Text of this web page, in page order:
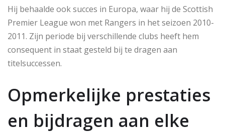
Hij behaalde ook succes in Europa, waar hij de Scottish
Premier League won met Rangers in het seizoen 2010-
2011. Zijn periode bij verschillende clubs heeft hem
consequent in staat gesteld bij te dragen aan
titelsuccessen.
Opmerkelijke prestaties
en bijdragen aan elke